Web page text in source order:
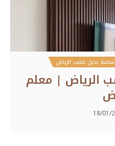
بديل خشب الرياض
الرياض | معلم
18/01/